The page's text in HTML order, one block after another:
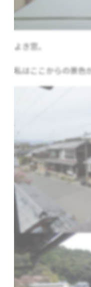
よき窓。
私はここからの景色